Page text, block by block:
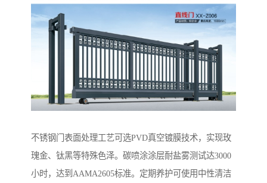
‌不锈钢门表面处理工艺‌可选PVD真空镀膜技术，实现玫
瑰金、钛黑等特殊色泽。碳喷涂涂层耐盐雾测试达3000
小时，达到AAMA2605标准。定期养护可使用中性清洁